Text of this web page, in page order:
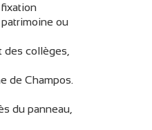
ou
collèges,
de Champos.
du panneau,